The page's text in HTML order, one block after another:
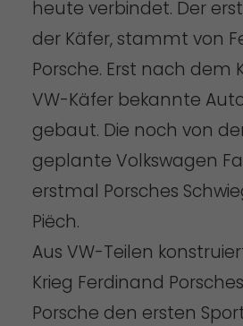
heute verbindet. Der
der Käfer, stammt von
Porsche. Erst nach dem
VW-Käfer bekannte
gebaut. Die noch von
geplante Volkswagen
erstmal Porsches
Piëch.
Aus VW-Teilen
Krieg Ferdinand
Porsche den ersten